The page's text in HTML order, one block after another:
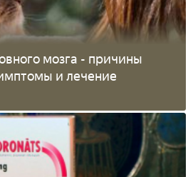
мозга - причины
и лечение